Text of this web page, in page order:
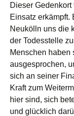
Dieser
Einsatz erkämpft.
Neukölln uns die
der Todesstelle
Menschen haben
ausgesprochen,
sich an seiner
Kraft zum
hier sind, sich
und glücklich